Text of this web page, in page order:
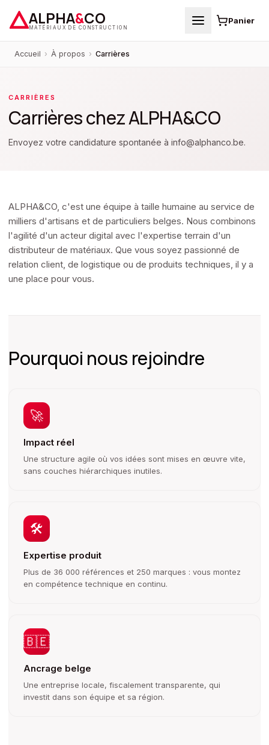
ALPHA&CO
MATÉRIAUX DE CONSTRUCTION
Panier
Accueil › À propos › Carrières
CARRIÈRES
Carrières chez ALPHA&CO
Envoyez votre candidature spontanée à info@alphanco.be.
ALPHA&CO, c'est une équipe à taille humaine au service de
milliers d'artisans et de particuliers belges. Nous combinons
l'agilité d'un acteur digital avec l'expertise terrain d'un
distributeur de matériaux. Que vous soyez passionné de
relation client, de logistique ou de produits techniques, il y a
une place pour vous.
Pourquoi nous rejoindre
🚀
Impact réel
Une structure agile où vos idées sont mises en œuvre vite,
sans couches hiérarchiques inutiles.
🛠️
Expertise produit
Plus de 36 000 références et 250 marques : vous montez
en compétence technique en continu.
🇧🇪
Ancrage belge
Une entreprise locale, fiscalement transparente, qui
investit dans son équipe et sa région.